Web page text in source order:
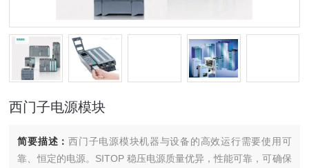
西门子电源模块
简要描述：西门子电源模块机器与设备的高效运行需要使用可
靠、恒定的电源。SITOP 稳压电源质量优异，性能可靠，可确保